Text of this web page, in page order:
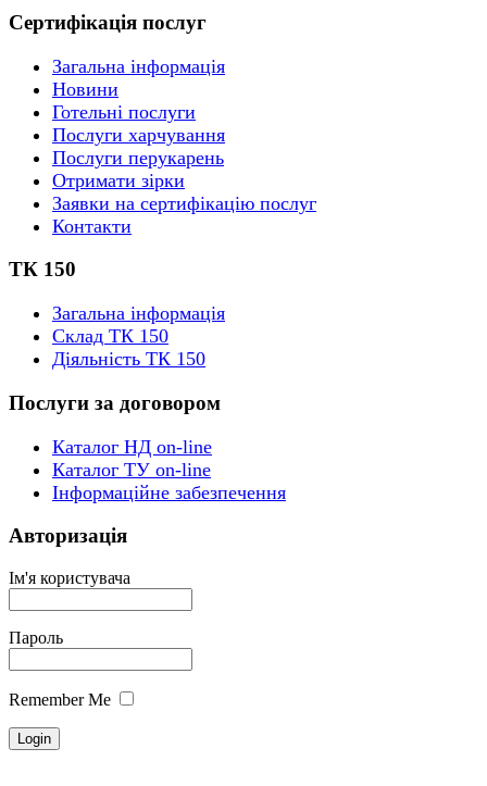
Сертифікація послуг
Загальна інформація
Новини
Готельні послуги
Послуги харчування
Послуги перукарень
Отримати зірки
Заявки на сертифікацію послуг
Контакти
ТК 150
Загальна інформація
Склад ТК 150
Діяльність ТК 150
Послуги за договором
Каталог НД on-line
Каталог ТУ on-line
Інформаційне забезпечення
Авторизація
Ім'я користувача
Пароль
Remember Me